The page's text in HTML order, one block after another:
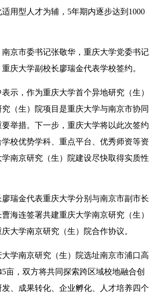
用型人才为辅，5年期内逐步达到1000
京市委书记张敬华，重庆大学党委书记
庆大学副校长廖瑞金代表学校签约。
示，作为重庆大学首个异地研究（生）
（生）院项目是重庆大学与南京市协同
举措。下一步，重庆大学将以此次签约
校优势学科、重点平台、优秀师资等资
南京研究（生）院建设尽快取得实质性
瑞金代表重庆大学分别与南京市副市长
海连签署共建重庆大学南京研究（生）
大学南京研究（生）院合作协议。
学南京研究（生）院选址南京市浦口高
亩，双方将共同探索跨区域校地融合创
、成果转化、企业孵化、人才培养四个